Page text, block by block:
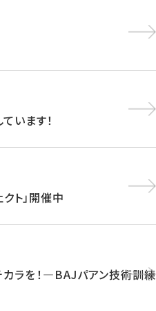
います！
ト」開催中
カラを！―BAJパアン技術訓練